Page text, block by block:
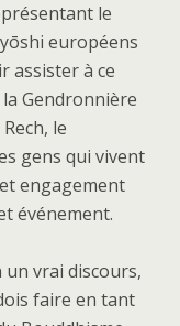
le
européens
assister à ce
Gendronnière
le
gens qui vivent
engagement
événement.
un vrai discours,
faire en tant